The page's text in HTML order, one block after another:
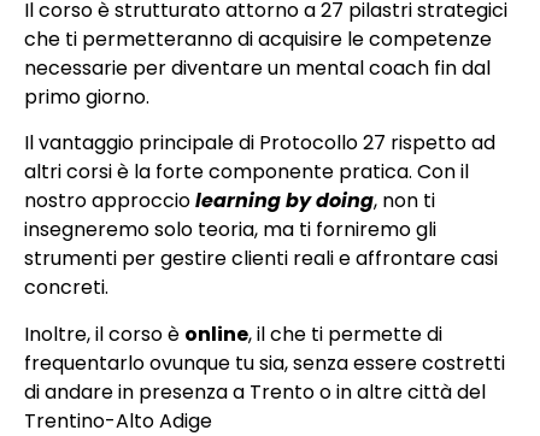
Il corso è strutturato attorno a 27 pilastri strategici
che ti permetteranno di acquisire le competenze
necessarie per diventare un mental coach fin dal
primo giorno.
Il vantaggio principale di Protocollo 27 rispetto ad
altri corsi è la forte componente pratica. Con il
nostro approcciolearning by doing, non ti
insegneremo solo teoria, ma ti forniremo gli
strumenti per gestire clienti reali e affrontare casi
concreti.
Inoltre, il corso è online, il che ti permette di
frequentarlo ovunque tu sia, senza essere costretti
di andare in presenza a Trento o in altre città del
Trentino-Alto Adige